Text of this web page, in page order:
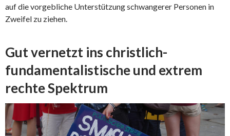
auf die vorgebliche Unterstützung schwangerer Personen in
Zweifel zu ziehen.
Gut vernetzt ins christlich-
fundamentalistische und extrem
rechte Spektrum